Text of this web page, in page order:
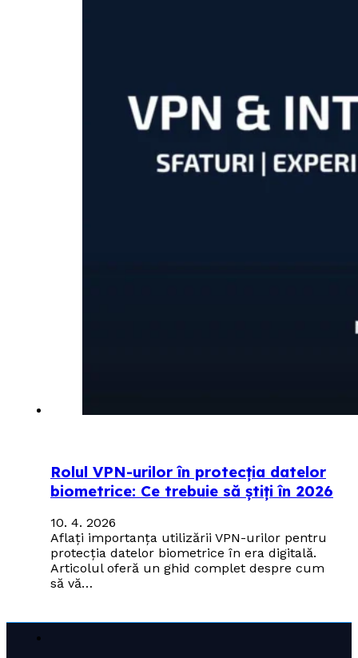
Rolul VPN-urilor în protecția datelor
biometrice: Ce trebuie să știți în 2026
10. 4. 2026
Aflați importanța utilizării VPN-urilor pentru
protecția datelor biometrice în era digitală.
Articolul oferă un ghid complet despre cum
să vă…